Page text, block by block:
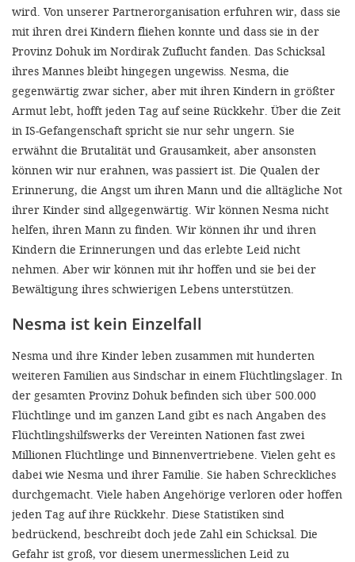
wird. Von unserer Partnerorganisation erfuhren wir, dass sie
mit ihren drei Kindern fliehen konnte und dass sie in der
Provinz Dohuk im Nordirak Zuflucht fanden. Das Schicksal
ihres Mannes bleibt hingegen ungewiss. Nesma, die
gegenwärtig zwar sicher, aber mit ihren Kindern in größter
Armut lebt, hofft jeden Tag auf seine Rückkehr. Über die Zeit
in IS-Gefangenschaft spricht sie nur sehr ungern. Sie
erwähnt die Brutalität und Grausamkeit, aber ansonsten
können wir nur erahnen, was passiert ist. Die Qualen der
Erinnerung, die Angst um ihren Mann und die alltägliche Not
ihrer Kinder sind allgegenwärtig. Wir können Nesma nicht
helfen, ihren Mann zu finden. Wir können ihr und ihren
Kindern die Erinnerungen und das erlebte Leid nicht
nehmen. Aber wir können mit ihr hoffen und sie bei der
Bewältigung ihres schwierigen Lebens unterstützen.
Nesma ist kein Einzelfall
Nesma und ihre Kinder leben zusammen mit hunderten
weiteren Familien aus Sindschar in einem Flüchtlingslager. In
der gesamten Provinz Dohuk befinden sich über 500.000
Flüchtlinge und im ganzen Land gibt es nach Angaben des
Flüchtlingshilfswerks der Vereinten Nationen fast zwei
Millionen Flüchtlinge und Binnenvertriebene. Vielen geht es
dabei wie Nesma und ihrer Familie. Sie haben Schreckliches
durchgemacht. Viele haben Angehörige verloren oder hoffen
jeden Tag auf ihre Rückkehr. Diese Statistiken sind
bedrückend, beschreibt doch jede Zahl ein Schicksal. Die
Gefahr ist groß, vor diesem unermesslichen Leid zu
DECLINE